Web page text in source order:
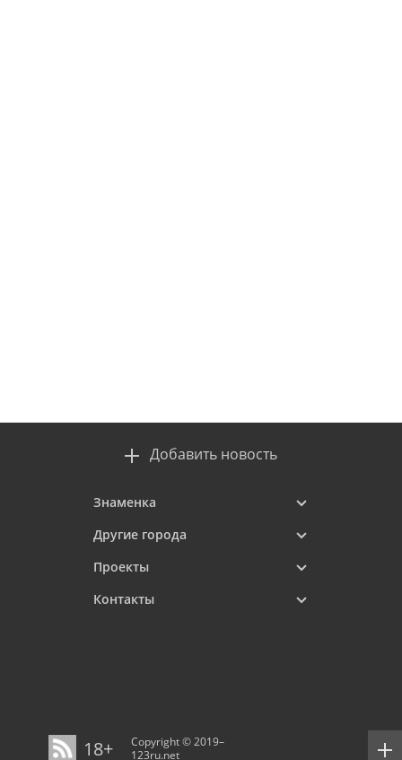
Добавить новость
Знаменка
Другие города
Проекты
Контакты
18+
Copyright © 2019–
123ru.net